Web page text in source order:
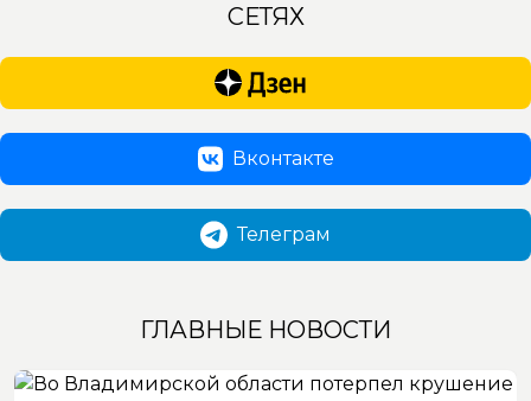
СЕТЯХ
Вконтакте
Телеграм
ГЛАВНЫЕ НОВОСТИ